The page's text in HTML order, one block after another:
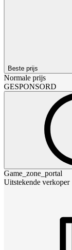
Beste prijs
Normale prijs
GESPONSORD
Game_zone_portal
Uitstekende verkoper